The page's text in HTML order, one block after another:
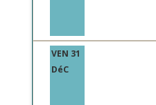
VEN 31
DéC